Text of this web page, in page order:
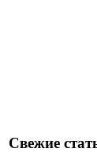
Свежие